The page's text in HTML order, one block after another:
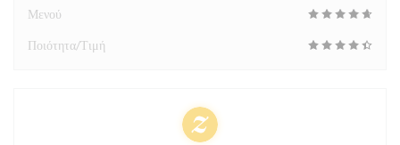
Μενού
Ποιότητα/Τιμή